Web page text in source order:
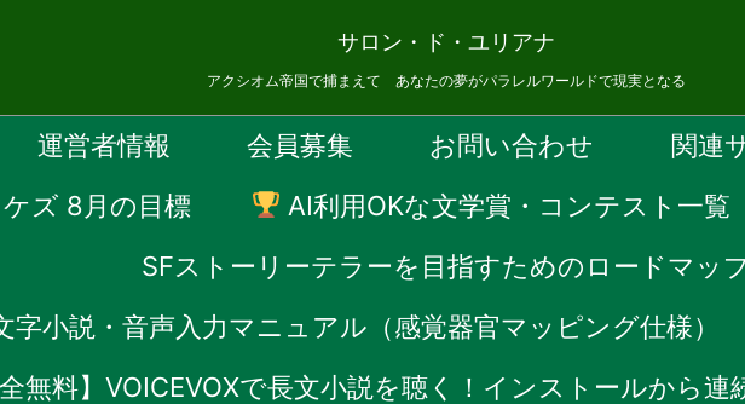
サロン・ド・ユリアナ
アクシオム帝国で捕まえて あなたの夢がパラレルワールドで現実となる
運営者情報 会員募集 お問い合わせ 関連
ズ 8月の目標
AI利用OKな文学賞・コンテスト一覧
SFストーリーテラーを目指すためのロードマッ
小説・音声入力マニュアル（感覚器官マッピング仕様）
全無料】VOICEVOXで長文小説を聴く！インストールから